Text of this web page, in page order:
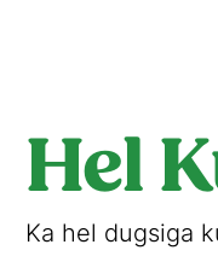
Hel
Ka hel dugsiga